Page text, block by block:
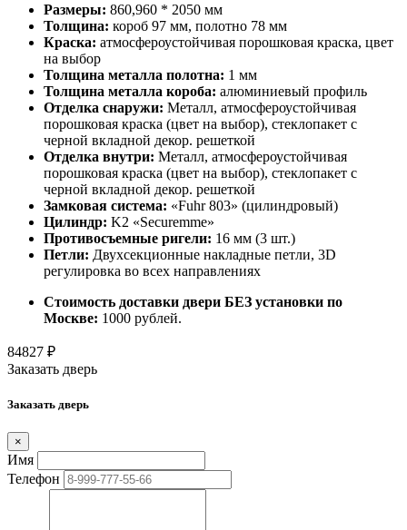
Размеры: 860,960 * 2050 мм
Толщина: короб 97 мм, полотно 78 мм
Краска: атмосфероустойчивая порошковая краска, цвет
на выбор
Толщина металла полотна: 1 мм
Толщина металла короба: алюминиевый профиль
Отделка снаружи: Металл, атмосфероустойчивая
порошковая краска (цвет на выбор), стеклопакет с
черной вкладной декор. решеткой
Отделка внутри: Металл, атмосфероустойчивая
порошковая краска (цвет на выбор), стеклопакет с
черной вкладной декор. решеткой
Замковая система: «Fuhr 803» (цилиндровый)
Цилиндр: K2 «Securemme»
Противосъемные ригели: 16 мм (3 шт.)
Петли: Двухсекционные накладные петли, 3D
регулировка во всех направлениях
Стоимость доставки двери БЕЗ установки по
Москве: 1000 рублей.
84827 ₽
Заказать дверь
Заказать дверь
×
Имя
Телефон